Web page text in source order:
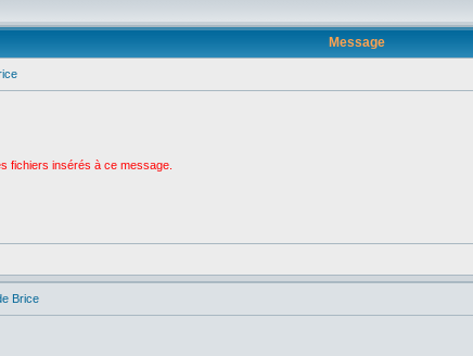
Message
fichiers insérés à ce message.
Brice